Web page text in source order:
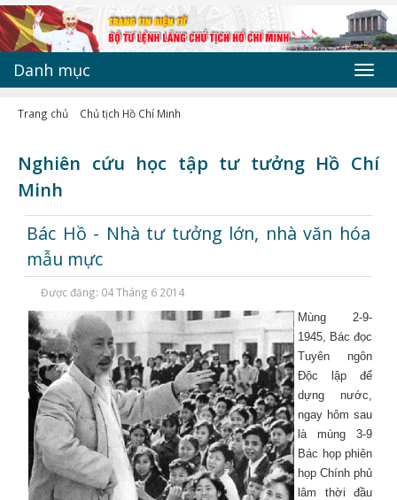
Danh mục
Trang chủ Chủ tịch Hồ Chí Minh
Nghiên cứu học tập tư tưởng Hồ Chí
Minh
Bác Hồ - Nhà tư tưởng lớn, nhà văn hóa
mẫu mực
Được đăng: 04 Tháng 6 2014
Mùng 2-9-
1945, Bác đọc
Tuyên ngôn
Độc lập để
dựng nước,
ngay hôm sau
là mùng 3-9
Bác họp phiên
họp Chính phủ
lâm thời đầu